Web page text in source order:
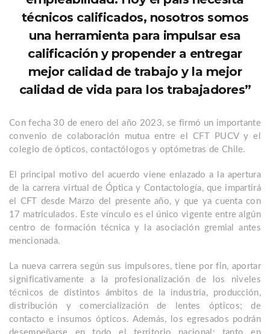
técnicos calificados, nosotros somos
una herramienta para impulsar esa
calificación y propender a entregar
mejor calidad de trabajo y la mejor
calidad de vida para los trabajadores”
Con fecha 30 de enero del año 2023, se firmó un importante
convenio de colaboración mutua entre el CFT PUCV y el
colegio de ópticos, contactólogos y optómetras de Chile.
El principal motivo del acuerdo viene enlazado a la apertura
de la carrera virtual de Óptica y Contactología, que impartirá
el CFT desde Marzo del presente año, y que ya cuenta con
17 matriculados. Este vínculo es el único vigente entre algún
centro de formación técnica y la asociación gremial antes
mencionada.
La nueva carrera según sus impulsores, tiene por fin, aportar
significativamente a la profesionalización de los niveles
técnicos de distintos ámbitos de la industria, producción,
distribución y comercialización de lentes ópticos; de
contacto e insumos ópticos. Además, los egresados podrán